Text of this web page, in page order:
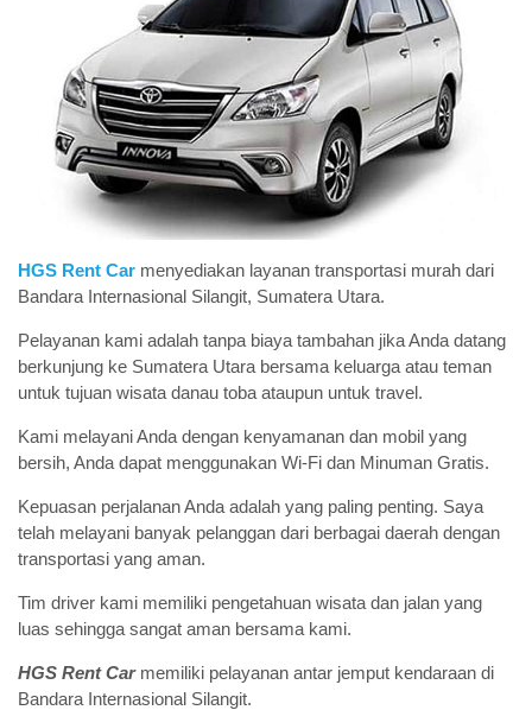
HGS Rent Car menyediakan layanan transportasi murah dari
Bandara Internasional Silangit, Sumatera Utara.
Pelayanan kami adalah tanpa biaya tambahan jika Anda datang
berkunjung ke Sumatera Utara bersama keluarga atau teman
untuk tujuan wisata danau toba ataupun untuk travel.
Kami melayani Anda dengan kenyamanan dan mobil yang
bersih, Anda dapat menggunakan Wi-Fi dan Minuman Gratis.
Kepuasan perjalanan Anda adalah yang paling penting. Saya
telah melayani banyak pelanggan dari berbagai daerah dengan
transportasi yang aman.
Tim driver kami memiliki pengetahuan wisata dan jalan yang
luas sehingga sangat aman bersama kami.
HGS Rent Carmemiliki pelayanan antar jemput kendaraan di
Bandara Internasional Silangit.